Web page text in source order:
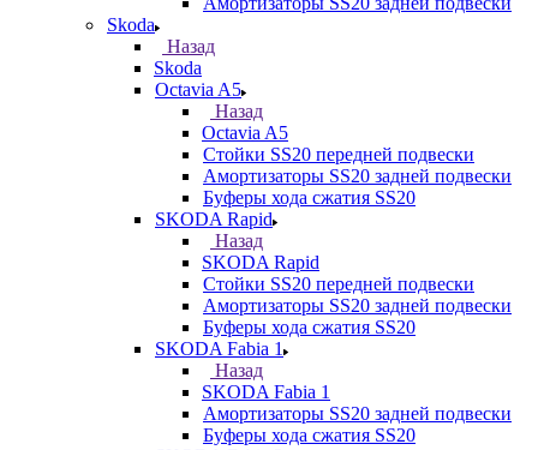
Skoda
Назад
Skoda
Octavia A5
Назад
Octavia A5
Стойки SS20 передней подвески
Амортизаторы SS20 задней подвески
Буферы хода сжатия SS20
SKODA Rapid
Назад
SKODA Rapid
Стойки SS20 передней подвески
Амортизаторы SS20 задней подвески
Буферы хода сжатия SS20
SKODA Fabia 1
Назад
SKODA Fabia 1
Амортизаторы SS20 задней подвески
Буферы хода сжатия SS20